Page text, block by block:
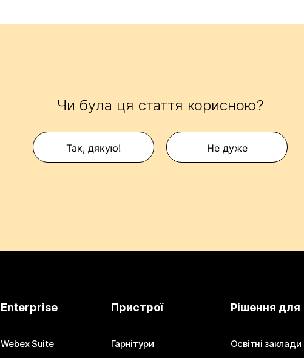
Чи була ця стаття корисною?
Так, дякую! Не дуже
Enterprise
Webex Suite
Пристрої
Гарнітури
Рішення для
Освітні заклади